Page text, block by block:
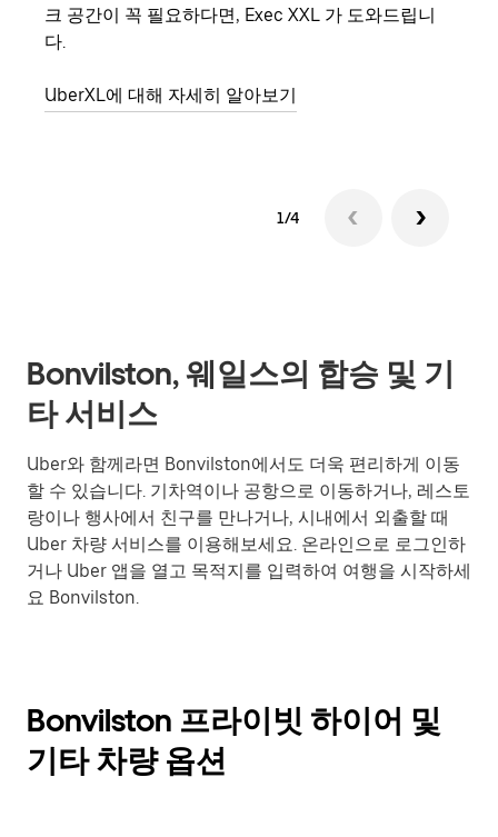
크 공간이 꼭 필요하다면, Exec XXL 가 도와드립니
다.
UberXL에 대해 자세히 알아보기
1/4
Bonvilston, 웨일스의 합승 및 기
타 서비스
Uber와 함께라면 Bonvilston에서도 더욱 편리하게 이동
할 수 있습니다. 기차역이나 공항으로 이동하거나, 레스토
랑이나 행사에서 친구를 만나거나, 시내에서 외출할 때
Uber 차량 서비스를 이용해보세요. 온라인으로 로그인하
거나 Uber 앱을 열고 목적지를 입력하여 여행을 시작하세
요 Bonvilston.
Bonvilston 프라이빗 하이어 및
기타 차량 옵션